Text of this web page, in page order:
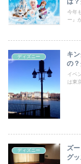
今年
ー』
ディズニー
キ
の
イベ
は東
ディズニー
ズ
グ